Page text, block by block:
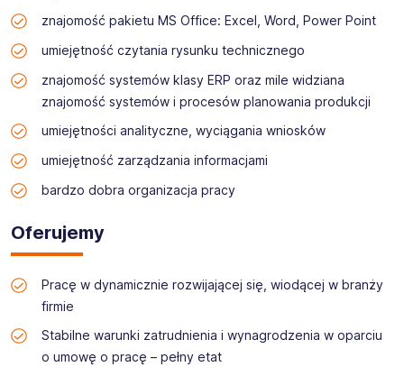
znajomość pakietu MS Office: Excel, Word, Power Point
umiejętność czytania rysunku technicznego
znajomość systemów klasy ERP oraz mile widziana
znajomość systemów i procesów planowania produkcji
umiejętności analityczne, wyciągania wniosków
umiejętność zarządzania informacjami
bardzo dobra organizacja pracy
Oferujemy
Pracę w dynamicznie rozwijającej się, wiodącej w branży
firmie
Stabilne warunki zatrudnienia i wynagrodzenia w oparciu
o umowę o pracę – pełny etat